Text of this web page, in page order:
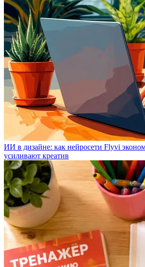
ИИ в дизайне: как нейросети Flyvi
усиливают креатив